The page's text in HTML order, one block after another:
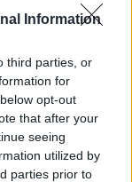
Information
third parties, or
for
opt-out
that after your
seeing
utilized by
parties prior to
sunki